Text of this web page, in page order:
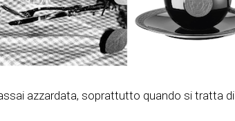
azzardata, soprattutto quando si tratta di